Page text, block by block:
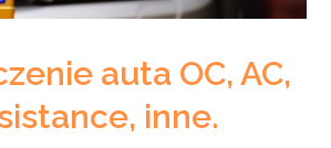
auta OC, AC,
inne.